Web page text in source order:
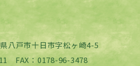
八戸市十日市字松ヶ崎4-5
FAX：0178-96-3478